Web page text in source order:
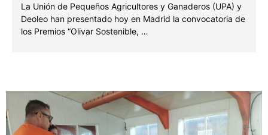
La Unión de Pequeños Agricultores y Ganaderos (UPA) y
Deoleo han presentado hoy en Madrid la convocatoria de
los Premios “Olivar Sostenible, …